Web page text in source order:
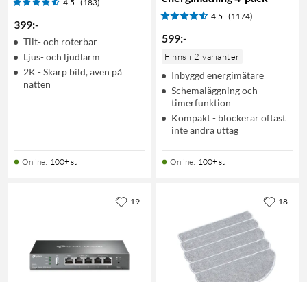
4.5 (183)
399:-
Tilt- och roterbar
Ljus- och ljudlarm
2K - Skarp bild, även på
natten
Online: 100+ st
4.5 (1174)
599:-
Finns i 2 varianter
Inbyggd energimätare
Schemaläggning och
timerfunktion
Kompakt - blockerar oftast
inte andra uttag
Online: 100+ st
19 18